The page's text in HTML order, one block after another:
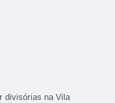
divisórias na Vila